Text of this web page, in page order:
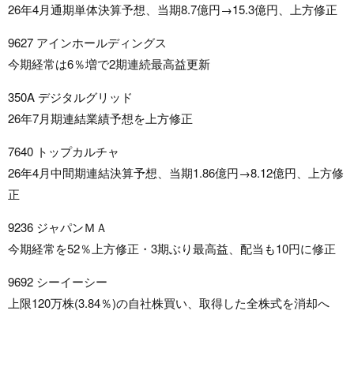
26年4月通期単体決算予想、当期8.7億円→15.3億円、上方修正
9627 アインホールディングス
今期経常は6％増で2期連続最高益更新
350A デジタルグリッド
26年7月期連結業績予想を上方修正
7640 トップカルチャ
26年4月中間期連結決算予想、当期1.86億円→8.12億円、上方修
正
9236 ジャパンＭＡ
今期経常を52％上方修正・3期ぶり最高益、配当も10円に修正
9692 シーイーシー
上限120万株(3.84％)の自社株買い、取得した全株式を消却へ